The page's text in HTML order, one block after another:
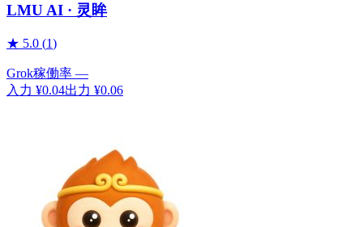
LMU AI · 灵眸
★ 5.0 (1)
Grok稼働率 —
入力 ¥0.04出力 ¥0.06